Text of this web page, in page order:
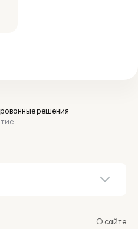
решения
О сайте